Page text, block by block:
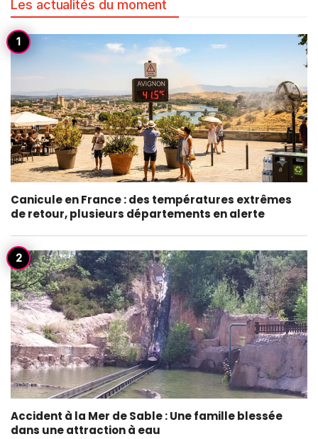
Les actualités du moment
Canicule en France : des températures extrêmes
de retour, plusieurs départements en alerte
Accident à la Mer de Sable : Une famille blessée
dans une attraction à eau